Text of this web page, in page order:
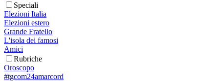
Speciali
Elezioni Italia
Elezioni estero
Grande Fratello
L'isola dei famosi
Amici
Rubriche
Oroscopo
#tgcom24amarcord